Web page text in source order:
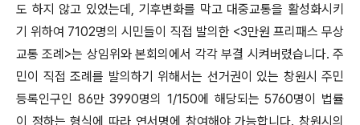
도 하지 않고 있었는데, 기후변화를 막고 대중교통을 활성화시키
기 위하여 7102명의 시민들이 직접 발의한 <3만원 프리패스 무상
교통 조례>는 상임위와 본회의에서 각각 부결 시켜버렸습니다. 주
민이 직접 조례를 발의하기 위해서는 선거권이 있는 창원시 주민
등록인구인 86만 3990명의 1/150에 해당되는 5760명이 법률
이 정하는 형식에 따라 연서명에 참여해야 가능합니다. 창원시의